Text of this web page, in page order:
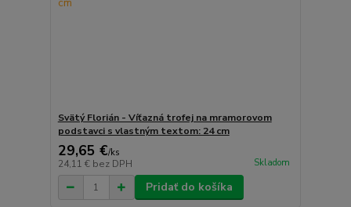
Svätý Florián - Víťazná trofej na mramorovom
podstavci s vlastným textom: 24 cm
29,65 €/ks
24,11 € bez DPH Skladom
Pridať do košíka